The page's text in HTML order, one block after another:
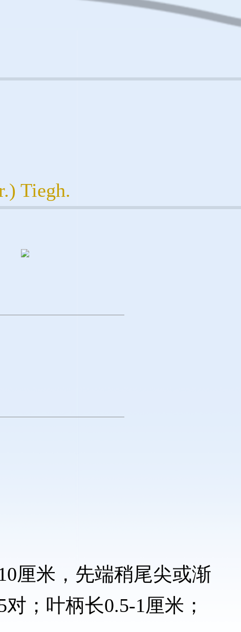
Tiegh.
厘米，先端稍尾尖或渐
；叶柄长0.5-1厘米；